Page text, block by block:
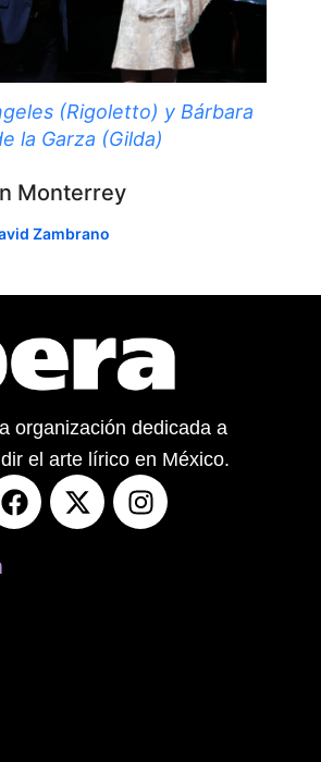
(Rigoletto) y Bárbara
la Garza (Gilda)
Monterrey
Zambrano
organización dedicada a
el arte lírico en México.
F
a
X
-
I
n